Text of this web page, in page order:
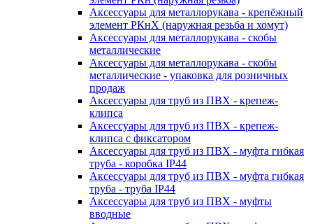
Аксессуары для металлорукава - крепёжный
элемент РКнХ (наружная резьба и хомут)
Аксессуары для металлорукава - скобы
металлические
Аксессуары для металлорукава - скобы
металлические - упаковка для розничных
продаж
Аксессуары для труб из ПВХ - крепеж-
клипса
Аксессуары для труб из ПВХ - крепеж-
клипса с фиксатором
Аксессуары для труб из ПВХ - муфта гибкая
труба - коробка IP44
Аксессуары для труб из ПВХ - муфта гибкая
труба - труба IP44
Аксессуары для труб из ПВХ - муфты
вводные